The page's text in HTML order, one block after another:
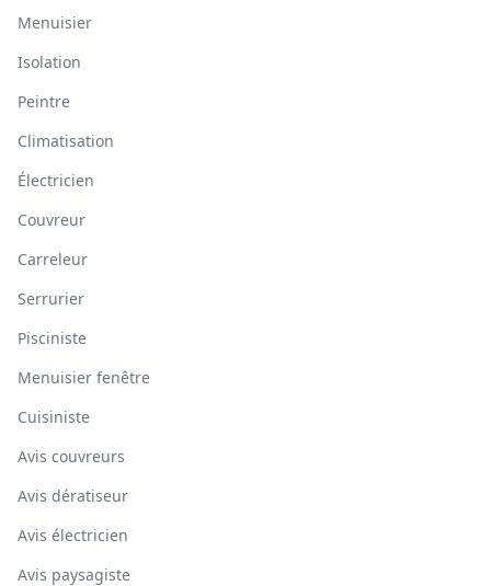
Menuisier
Isolation
Peintre
Climatisation
Électricien
Couvreur
Carreleur
Serrurier
Pisciniste
Menuisier fenêtre
Cuisiniste
Avis couvreurs
Avis dératiseur
Avis électricien
Avis paysagiste